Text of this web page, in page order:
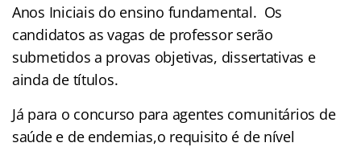
Anos Iniciais do ensino fundamental. Os
candidatos as vagas de professor serão
submetidos a provas objetivas, dissertativas e
ainda de títulos.
Já para o concurso para agentes comunitários de
saúde e de endemias,o requisito é de nível